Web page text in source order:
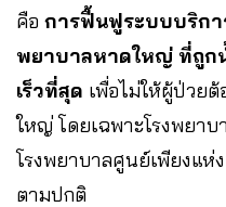
คือ การฟื้นฟูระบบบริกา
พยาบาลหาดใหญ่ ที่ถูก
เร็วที่สุด เพื่อไม่ให้ผู้ป่วยต้
ใหญ่ โดยเฉพาะโรงพยา
โรงพยาบาลศูนย์เพียงแห่
ตามปกติ